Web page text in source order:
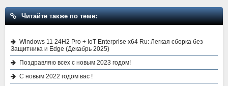
Читайте также по теме:
Windows 11 24H2 Pro + IoT Enterprise x64 Ru: Легкая сборка без
Защитника и Edge (Декабрь 2025)
Поздравляю всех с новым 2023 годом!
С новым 2022 годом вас !